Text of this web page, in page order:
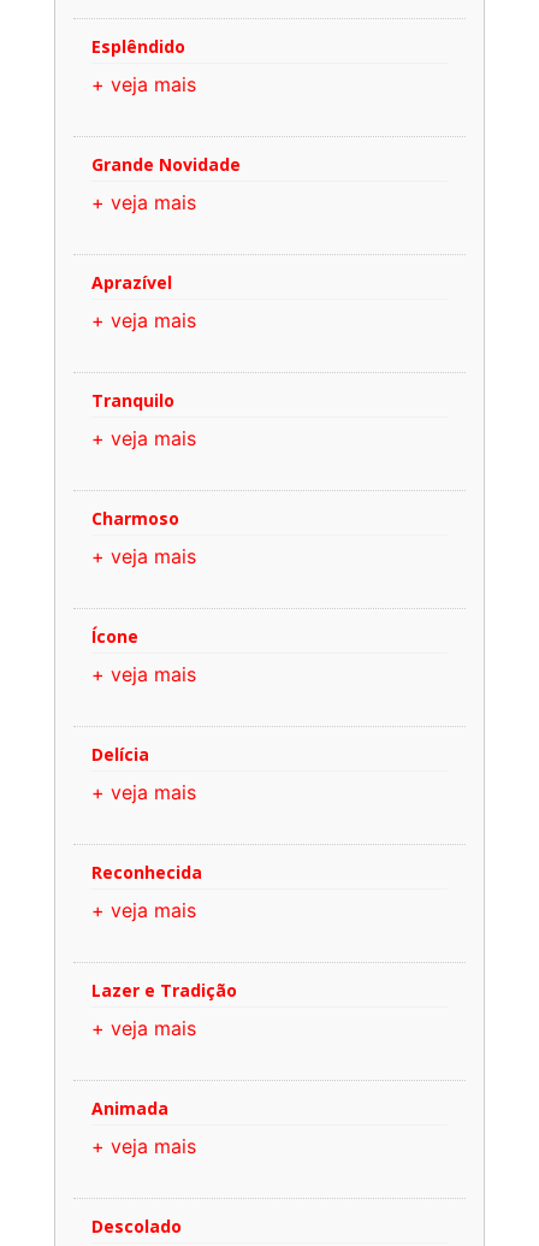
Esplêndido
+ veja mais
Grande Novidade
+ veja mais
Aprazível
+ veja mais
Tranquilo
+ veja mais
Charmoso
+ veja mais
Ícone
+ veja mais
Delícia
+ veja mais
Reconhecida
+ veja mais
Lazer e Tradição
+ veja mais
Animada
+ veja mais
Descolado